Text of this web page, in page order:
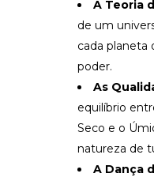
A Teoria
de um
cada planeta
poder.
As
equilíbrio
Seco e o
natureza de
A Dança